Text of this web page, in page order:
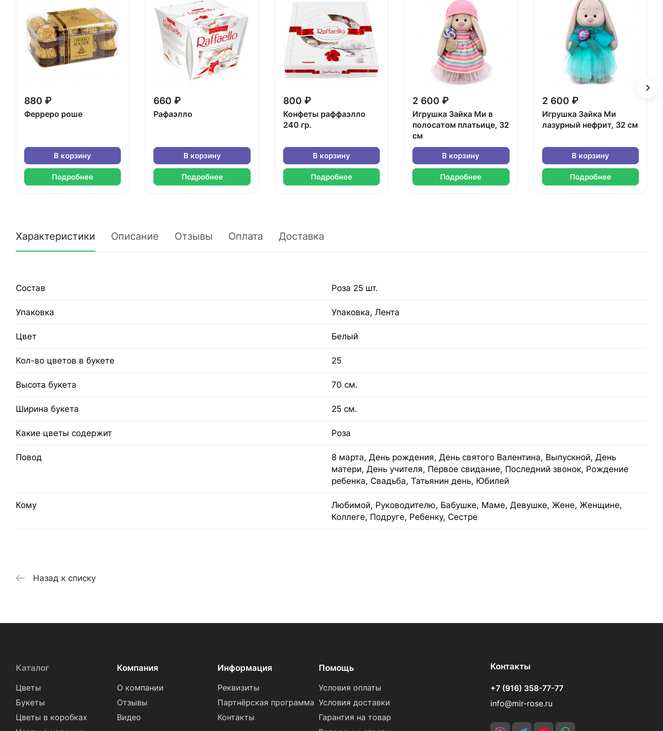
880 ₽
Ферреро роше
В корзину
Подробнее
660 ₽
Рафаэлло
В корзину
Подробнее
800 ₽
Конфеты раффаэлло
240 гр.
В корзину
Подробнее
2 600 ₽
Игрушка Зайка Ми в
полосатом платьице, 32
см
В корзину
Подробнее
2 600 ₽
Игрушка Зайка Ми
лазурный нефрит, 32 см
В корзину
Подробнее
Характеристики Описание Отзывы Оплата Доставка
Состав Роза 25 шт.
Упаковка Упаковка, Лента
Цвет Белый
Кол-во цветов в букете 25
Высота букета 70 см.
Ширина букета 25 см.
Какие цветы содержит Роза
Повод
8 марта, День рождения, День святого Валентина, Выпускной, День
матери, День учителя, Первое свидание, Последний звонок, Рождение
ребенка, Свадьба, Татьянин день, Юбилей
Кому
Любимой, Руководителю, Бабушке, Маме, Девушке, Жене, Женщине,
Коллеге, Подруге, Ребенку, Сестре
Назад к списку
Каталог
Цветы
Букеты
Цветы в коробках
Компания
О компании
Отзывы
Видео
Информация
Реквизиты
Партнёрская программа
Контакты
Помощь
Условия оплаты
Условия доставки
Гарантия на товар
Контакты
+7 (916) 358-77-77
info@mir-rose.ru